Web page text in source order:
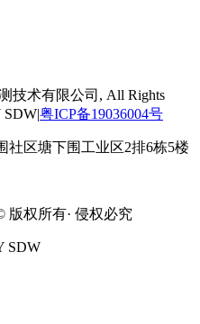
技术有限公司, All Rights
SDW|粤ICP备19036004号
社区塘下围工业区2排6栋5楼
权所有· 侵权必究
SDW